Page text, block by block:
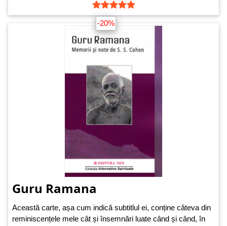
-20%
Guru Ramana
Această carte, așa cum indică subtitlul ei, conține câteva din
reminiscențele mele cât și însemnări luate când și când, în